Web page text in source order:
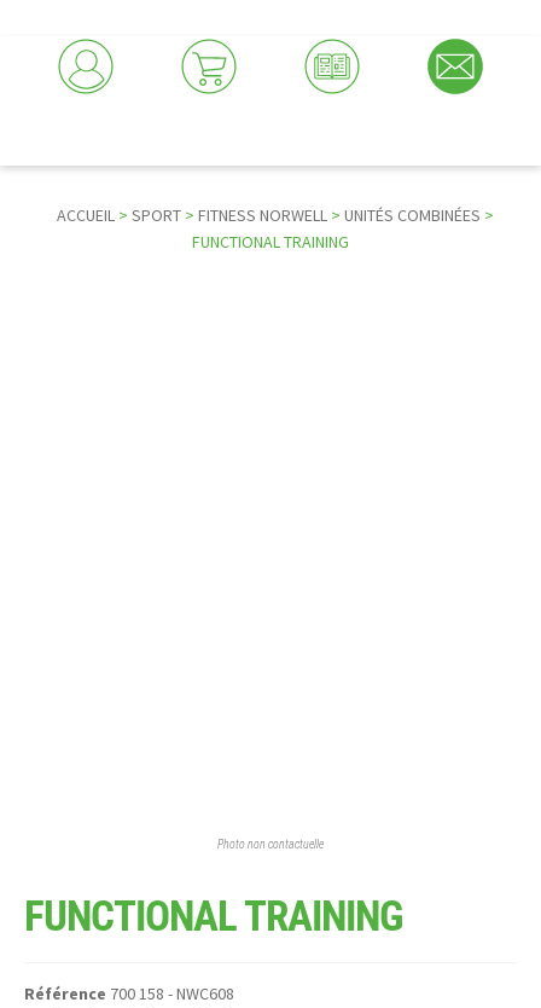
ACCUEIL> SPORT> FITNESS NORWELL> UNITÉS COMBINÉES >
FUNCTIONAL TRAINING
Photo non contactuelle
FUNCTIONAL TRAINING
Référence 700 158 - NWC608